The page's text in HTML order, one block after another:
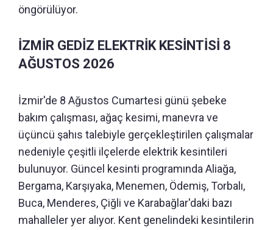
öngörülüyor.
İZMİR GEDİZ ELEKTRİK KESİNTİSİ 8
AĞUSTOS 2026
İzmir'de 8 Ağustos Cumartesi günü şebeke
bakım çalışması, ağaç kesimi, manevra ve
üçüncü şahıs talebiyle gerçekleştirilen çalışmalar
nedeniyle çeşitli ilçelerde elektrik kesintileri
bulunuyor. Güncel kesinti programında Aliağa,
Bergama, Karşıyaka, Menemen, Ödemiş, Torbalı,
Buca, Menderes, Çiğli ve Karabağlar'daki bazı
mahalleler yer alıyor. Kent genelindeki kesintilerin